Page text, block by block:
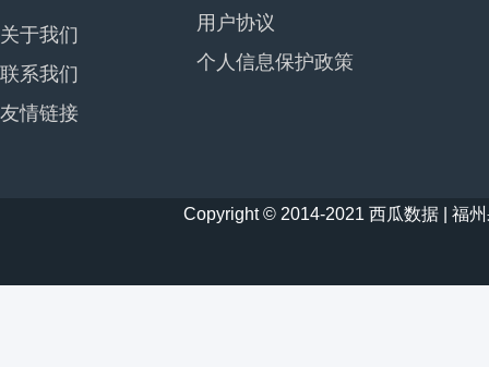
关于我们
联系我们
友情链接
用户协议
个人信息保护政策
Copyright © 2014-2021 西瓜数据 | 福